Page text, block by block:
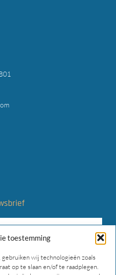
toestemming
wij technologieën zoals
op te slaan en/of te raadplegen.